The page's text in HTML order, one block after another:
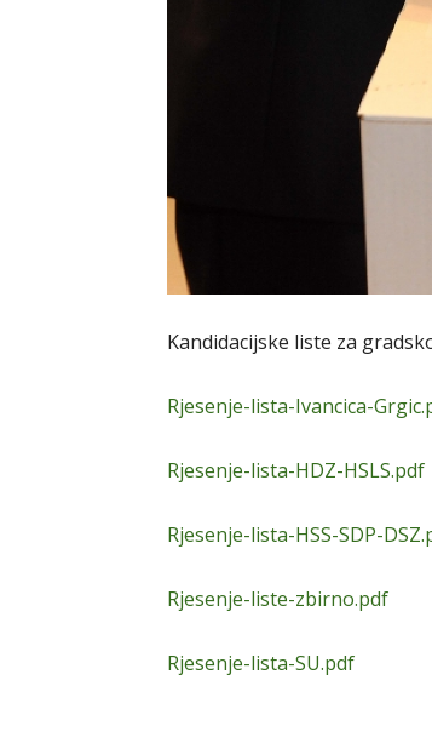
Kandidacijske liste za
Rjesenje-lista-Ivancica-
Rjesenje-lista-HDZ-HSLS.pdf
Rjesenje-lista-HSS-SDP-
Rjesenje-liste-zbirno.pdf
Rjesenje-lista-SU.pdf